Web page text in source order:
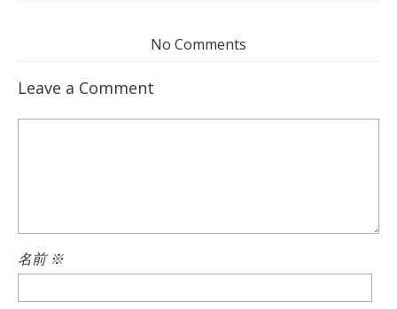
No Comments
Leave a Comment
名前※